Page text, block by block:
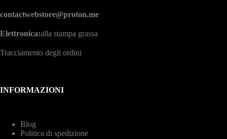
contactwebstore@proton.me
Elettronica:alla stampa grassa
Tracciamento degli ordini
INFORMAZIONI
Blog
Politica di spedizione